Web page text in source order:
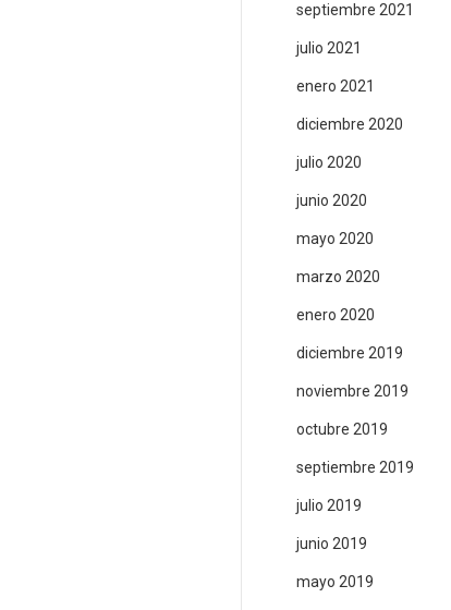
septiembre 2021
julio 2021
enero 2021
diciembre 2020
julio 2020
junio 2020
mayo 2020
marzo 2020
enero 2020
diciembre 2019
noviembre 2019
octubre 2019
septiembre 2019
julio 2019
junio 2019
mayo 2019